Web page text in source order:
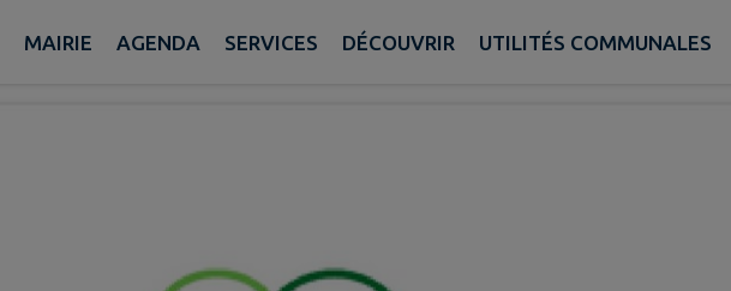
MAIRIE AGENDA SERVICES DÉCOUVRIR UTILITÉS COMMUNALES
d'extérieur